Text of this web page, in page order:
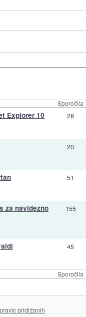
Sporočila
Sporočila
Explorer 10 28
20
51
za navidezno 155
45
pridržanih